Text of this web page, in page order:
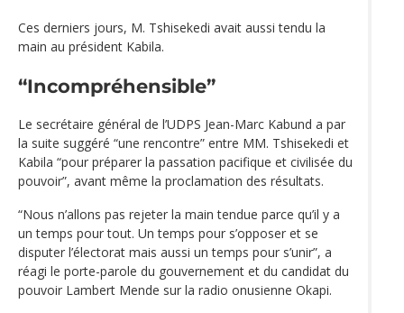
Ces derniers jours, M. Tshisekedi avait aussi tendu la
main au président Kabila.
“Incompréhensible”
Le secrétaire général de l’UDPS Jean-Marc Kabund a par
la suite suggéré “une rencontre” entre MM. Tshisekedi et
Kabila “pour préparer la passation pacifique et civilisée du
pouvoir”, avant même la proclamation des résultats.
“Nous n’allons pas rejeter la main tendue parce qu’il y a
un temps pour tout. Un temps pour s’opposer et se
disputer l’électorat mais aussi un temps pour s’unir”, a
réagi le porte-parole du gouvernement et du candidat du
pouvoir Lambert Mende sur la radio onusienne Okapi.